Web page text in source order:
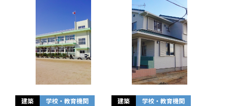
建築 学校・教育機関 建築 学校・教育機関